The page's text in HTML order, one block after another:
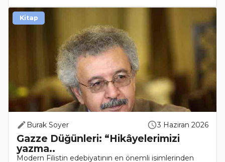
Burak Soyer 3 Haziran 2026
Gazze Düğünleri: “Hikâyelerimizi
yazma..
Modern Filistin edebiyatının en önemli isimlerinden
Kitap